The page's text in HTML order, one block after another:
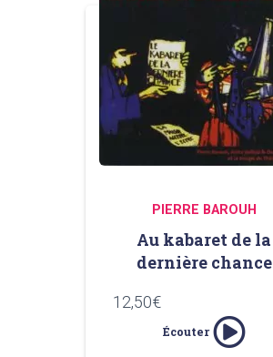
PIERRE BAROUH
Au kabaret de la
dernière chance
12,50€
Écouter